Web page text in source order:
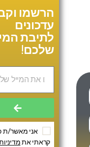
הרשמו
עדכונים
לתיבת
שלכם!
אני מאשר/ת
קראתי את